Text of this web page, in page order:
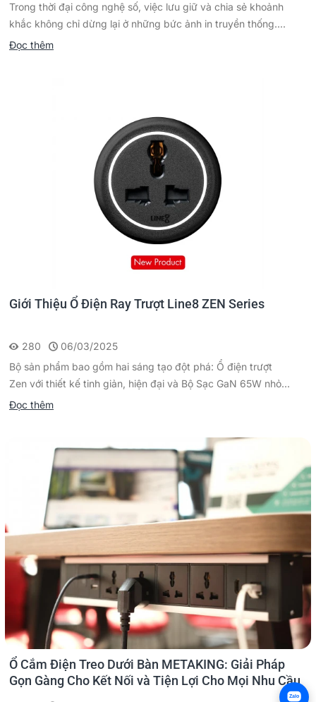
Trong thời đại công nghệ số, việc lưu giữ và chia sẻ khoảnh
khắc không chỉ dừng lại ở những bức ảnh in truyền thống....
Đọc thêm
Giới Thiệu Ổ Điện Ray Trượt Line8 ZEN Series
280
06/03/2025
Bộ sản phẩm bao gồm hai sáng tạo đột phá: Ổ điện trượt
Zen với thiết kế tinh giản, hiện đại và Bộ Sạc GaN 65W nhỏ...
Đọc thêm
Ổ Cắm Điện Treo Dưới Bàn METAKING: Giải Pháp
Gọn Gàng Cho Kết Nối và Tiện Lợi Cho Mọi Nhu Cầu
Zalo